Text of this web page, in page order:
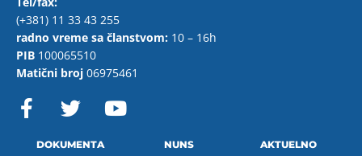
(+381) 11 33 43 255
radno vreme sa članstvom: 10 – 16h
PIB 100065510
Matični broj 06975461
F
a w o
DOKUMENTA NUNS AKTUELNO